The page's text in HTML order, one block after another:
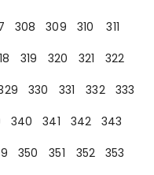
308 309 310
311
319 320 321
322
330 331 332
333
340 341 342
343
350 351 352
353